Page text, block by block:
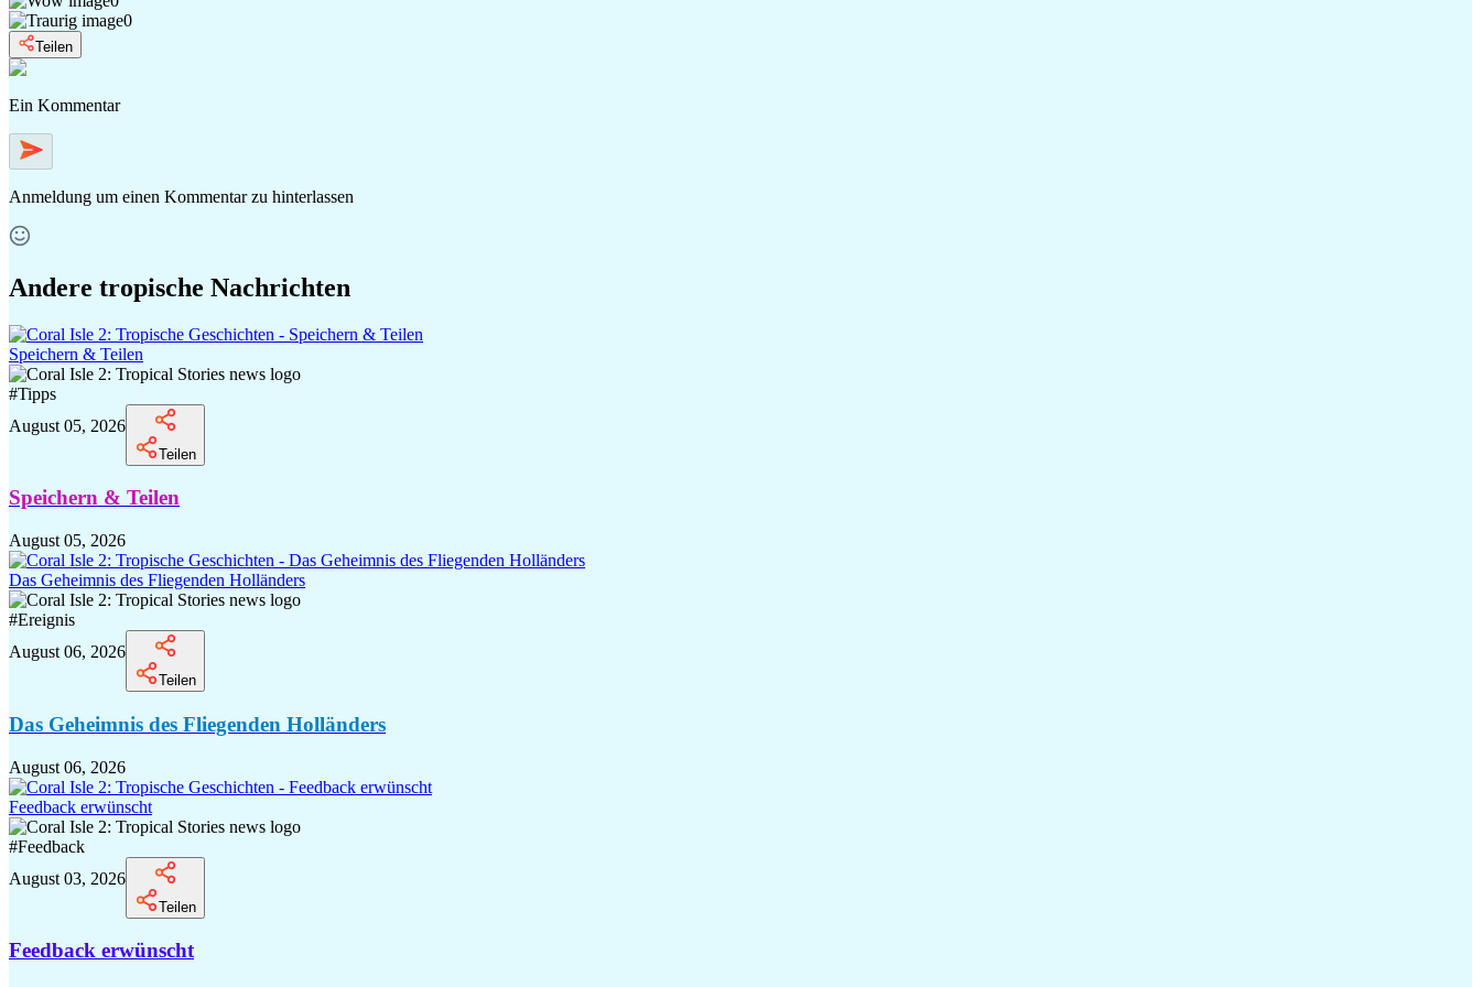
0
Teilen
Ein Kommentar
Anmeldung um einen Kommentar zu hinterlassen
Andere tropische Nachrichten
Speichern & Teilen
#Tipps
August 05, 2026
Teilen
Speichern & Teilen
August 05, 2026
Das Geheimnis des Fliegenden Holländers
#Ereignis
August 06, 2026
Teilen
Das Geheimnis des Fliegenden Holländers
August 06, 2026
Feedback erwünscht
#Feedback
August 03, 2026
Teilen
Feedback erwünscht